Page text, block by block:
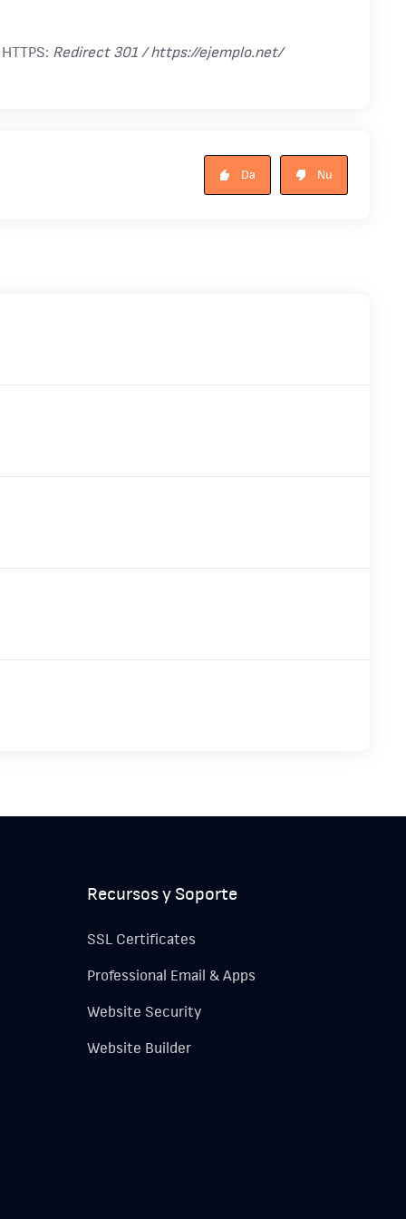
Redirect 301 / https://ejemplo.net/
Da Nu
Recursos y Soporte
SSL Certificates
Professional Email & Apps
Website Security
Website Builder